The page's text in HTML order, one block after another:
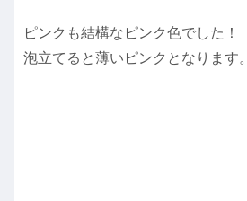
ピンクも結構なピンク色でした！
泡立てると薄いピンクとなります。